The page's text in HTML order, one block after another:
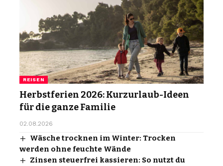
REISEN
Herbstferien 2026: Kurzurlaub-Ideen
für die ganze Familie
02.08.2026
Wäsche trocknen im Winter: Trocken
werden ohne feuchte Wände
Zinsen steuerfrei kassieren: So nutzt du